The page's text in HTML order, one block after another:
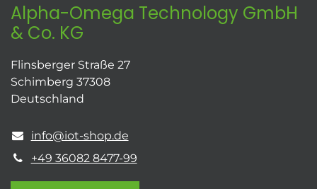
Alpha-Omega Technology GmbH
& Co. KG
Flinsberger Straße 27
Schimberg 37308
Deutschland
info@iot-shop.de
+49 36082 8477-99